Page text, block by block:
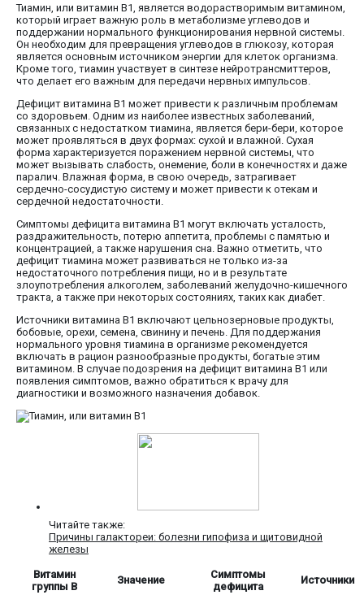
Тиамин, или витамин В1, является водорастворимым витамином,
который играет важную роль в метаболизме углеводов и
поддержании нормального функционирования нервной системы.
Он необходим для превращения углеводов в глюкозу, которая
является основным источником энергии для клеток организма.
Кроме того, тиамин участвует в синтезе нейротрансмиттеров,
что делает его важным для передачи нервных импульсов.
Дефицит витамина В1 может привести к различным проблемам
со здоровьем. Одним из наиболее известных заболеваний,
связанных с недостатком тиамина, является бери-бери, которое
может проявляться в двух формах: сухой и влажной. Сухая
форма характеризуется поражением нервной системы, что
может вызывать слабость, онемение, боли в конечностях и даже
паралич. Влажная форма, в свою очередь, затрагивает
сердечно-сосудистую систему и может привести к отекам и
сердечной недостаточности.
Симптомы дефицита витамина В1 могут включать усталость,
раздражительность, потерю аппетита, проблемы с памятью и
концентрацией, а также нарушения сна. Важно отметить, что
дефицит тиамина может развиваться не только из-за
недостаточного потребления пищи, но и в результате
злоупотребления алкоголем, заболеваний желудочно-кишечного
тракта, а также при некоторых состояниях, таких как диабет.
Источники витамина В1 включают цельнозерновые продукты,
бобовые, орехи, семена, свинину и печень. Для поддержания
нормального уровня тиамина в организме рекомендуется
включать в рацион разнообразные продукты, богатые этим
витамином. В случае подозрения на дефицит витамина В1 или
появления симптомов, важно обратиться к врачу для
диагностики и возможного назначения добавок.
Читайте также:
Причины галактореи: болезни гипофиза и щитовидной
железы
Витамин
группы В
Значение
Симптомы
дефицита
Источники